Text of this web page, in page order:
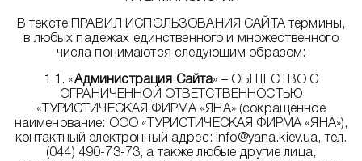
В тексте ПРАВИЛ ИСПОЛЬЗОВАНИЯ САЙТА термины,
в любых падежах единственного и множественного
числа понимаются следующим образом:
1.1. «Администрация Сайта» – ОБЩЕСТВО С
ОГРАНИЧЕННОЙ ОТВЕТСТВЕННОСТЬЮ
«ТУРИСТИЧЕСКАЯ ФИРМА «ЯНА» (сокращенное
наименование: ООО «ТУРИСТИЧЕСКАЯ ФИРМА «ЯНА»),
контактный электронный адрес: info@yana.kiev.ua, тел.
(044) 490-73-73, а также любые другие лица,